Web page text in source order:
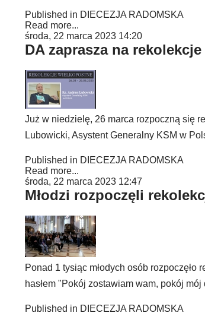
Published in DIECEZJA RADOMSKA
Read more...
środa, 22 marca 2023 14:20
DA zaprasza na
Już w niedzielę, 26 marca rozpoczną się
Lubowicki, Asystent Generalny KSM w
Published in DIECEZJA RADOMSKA
Read more...
środa, 22 marca 2023 12:47
Młodzi rozpoczęli
Ponad 1 tysiąc młodych osób
hasłem "Pokój zostawiam wam, pokój
Published in DIECEZJA RADOMSKA